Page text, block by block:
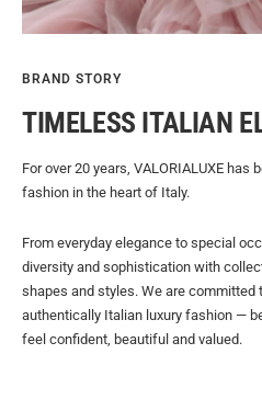
BRAND STORY
TIMELESS ITALIAN
For over 20 years, VALORIALUXE has
fashion in the heart of Italy.
From everyday elegance to special
diversity and sophistication with
shapes and styles. We are committed
authentically Italian luxury fashion —
feel confident, beautiful and valued.